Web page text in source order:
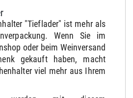
"Tieflader" ist mehr als
Wenn Sie im
oder beim Weinversand
gekauft haben, macht
viel mehr aus Ihrem